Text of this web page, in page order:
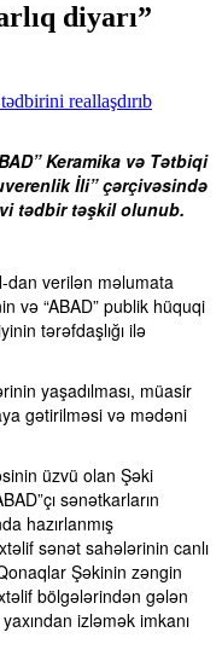
diyarı”
Keramika və Tətbiqi
İli” çərçivəsində
tədbir təşkil olunub.
dan verilən məlumata
və “ABAD” publik hüquqi
tərəfdaşlığı ilə
yaşadılması, müasir
gətirilməsi və mədəni
üzvü olan Şəki
sənətkarların
hazırlanmış
sənət sahələrinin canlı
Şəkinin zəngin
bölgələrindən gələn
izləmək imkanı